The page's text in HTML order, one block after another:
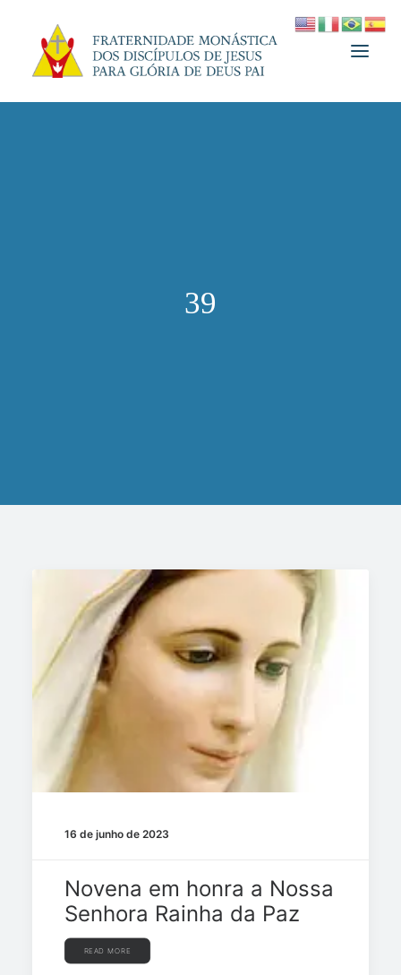
39
16 de junho de 2023
Novena em honra a Nossa
Senhora Rainha da Paz
READ MORE